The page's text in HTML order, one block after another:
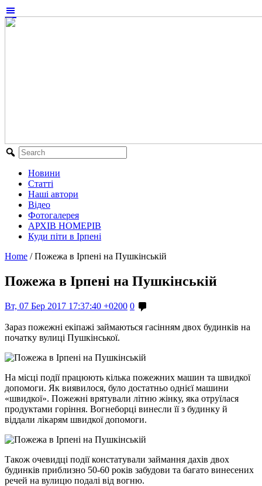
Новини
Статті
Наші автори
Відео
Фотогалерея
АРХІВ НОМЕРІВ
Куди піти в Ірпені
Home / Пожежа в Ірпені на Пушкінській
Пожежа в Ірпені на Пушкінській
Вт, 07 Бер 2017 17:37:40 +0200 0
Зараз пожежні екіпажі займаються гасінням двох будинків на
початку вулиці Пушкінської.
На місці події працюють кілька пожежних машин та швидкої
допомоги. Як виявилося, було достатньо однієї машини
«швидкої». Пожежні врятували літню жінку, яка отруїлася
продуктами горіння. Вогнеборці винесли її з будинку й
віддали лікарям швидкої допомоги.
Також очевидці події констатували займання дахів двох
будинків приблизно 50-60 років забудови та багато винесених
речей на вулицю подалі від вогню.